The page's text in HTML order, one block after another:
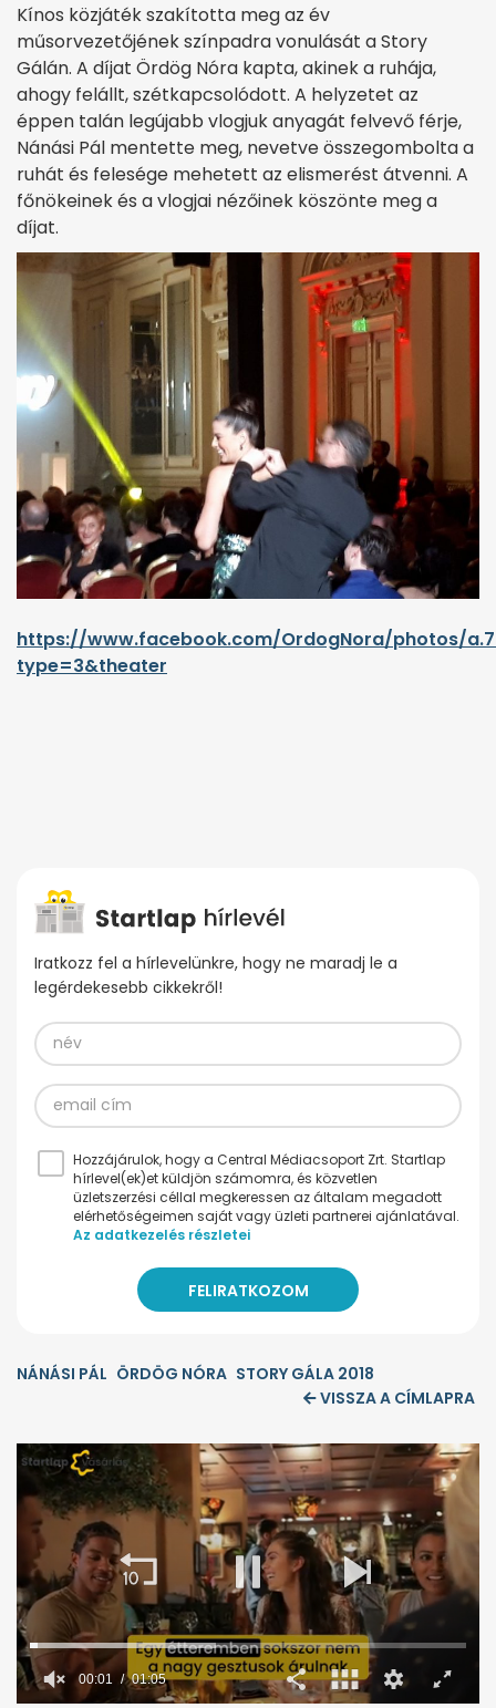
Kínos közjáték szakította meg az év
műsorvezetőjének színpadra vonulását a Story
Gálán. A díjat Ördög Nóra kapta, akinek a ruhája,
ahogy felállt, szétkapcsolódott. A helyzetet az
éppen talán legújabb vlogjuk anyagát felvevő férje,
Nánási Pál mentette meg, nevetve összegombolta a
ruhát és felesége mehetett az elismerést átvenni. A
főnökeinek és a vlogjai nézőinek köszönte meg a
díjat.
https://www.facebook.com/OrdogNora/photos/
type=3&theater
Iratkozz fel a hírlevelünkre, hogy ne maradj le a
legérdekesebb cikkekről!
Hozzájárulok, hogy a Central Médiacsoport Zrt. Startlap
hírlevel(ek)et küldjön számomra, és közvetlen
üzletszerzési céllal megkeressen az általam megadott
elérhetőségeimen saját vagy üzleti partnerei ajánlatával.
Az adatkezelés részletei
NÁNÁSI PÁL ÖRDÖG NÓRA STORY GÁLA 2018
VISSZA A CÍMLAPRA
00:02 01:05